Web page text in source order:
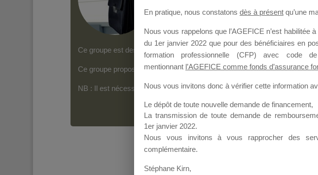
Ce groupe est destiné aux Organismes de Formation qui souhaitent
Ce groupe propose un forum dédié au support sur lequel il est possible de
NB : Il est nécessaire d’êtreinscrit(e)pour pouvoir rejoindre ce groupe
En pratique, nous constatons dès à présent qu’une
Nous vous rappelons que l’AGEFICE n’est
du 1er janvier 2022 que pour des bénéficiaires en
formation professionnelle (CFP) avec code
mentionnant l’AGEFICE comme fonds d’assurance
Nous vous invitons donc à vérifier cette information
Le dépôt de toute nouvelle demande de financement,
La transmission de toute demande de
1er janvier 2022.
Nous vous invitons à vous rapprocher des
complémentaire.
Stéphane Kirn,